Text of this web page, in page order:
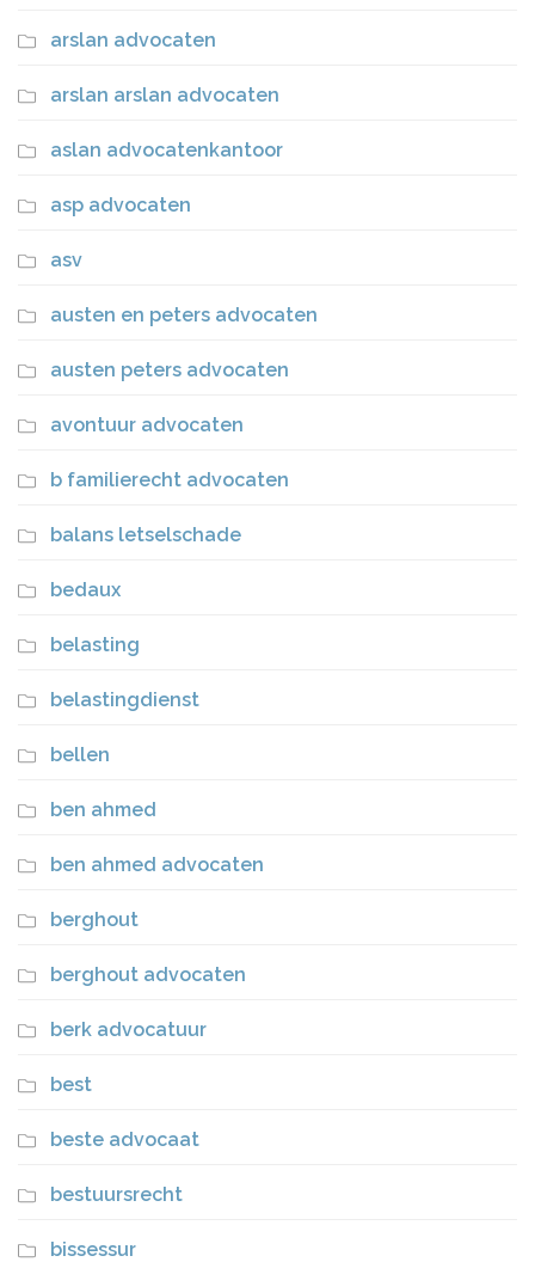
arslan advocaten
arslan arslan advocaten
aslan advocatenkantoor
asp advocaten
asv
austen en peters advocaten
austen peters advocaten
avontuur advocaten
b familierecht advocaten
balans letselschade
bedaux
belasting
belastingdienst
bellen
ben ahmed
ben ahmed advocaten
berghout
berghout advocaten
berk advocatuur
best
beste advocaat
bestuursrecht
bissessur